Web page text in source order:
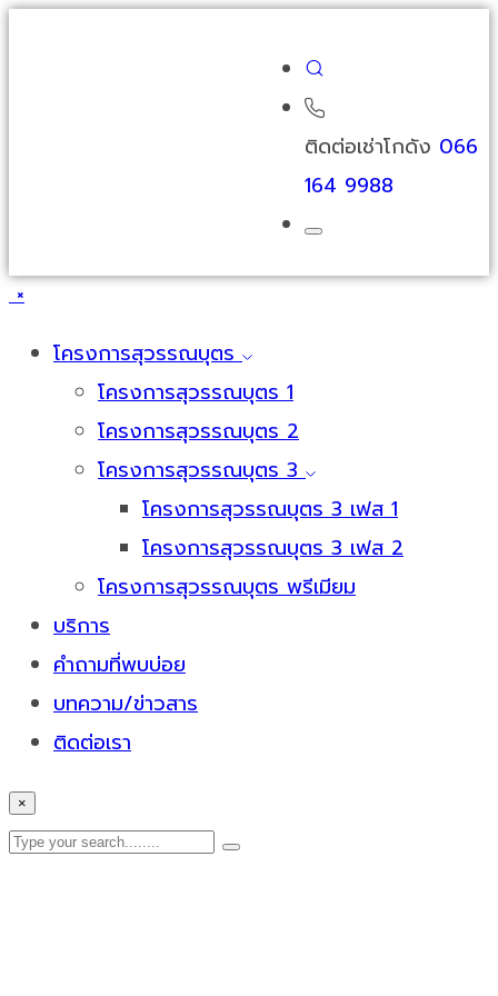
ติดต่อเช่าโกดัง 066
164 9988
×
โครงการสุวรรณบุตร
โครงการสุวรรณบุตร 1
โครงการสุวรรณบุตร 2
โครงการสุวรรณบุตร 3
โครงการสุวรรณบุตร 3 เฟส 1
โครงการสุวรรณบุตร 3 เฟส 2
โครงการสุวรรณบุตร พรีเมียม
บริการ
คำถามที่พบบ่อย
บทความ/ข่าวสาร
ติดต่อเรา
×